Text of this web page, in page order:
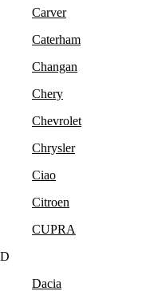
Carver
Caterham
Changan
Chery
Chevrolet
Chrysler
Ciao
Citroen
CUPRA
D
Dacia